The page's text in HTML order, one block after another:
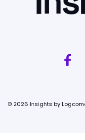
© 2026 Insights by